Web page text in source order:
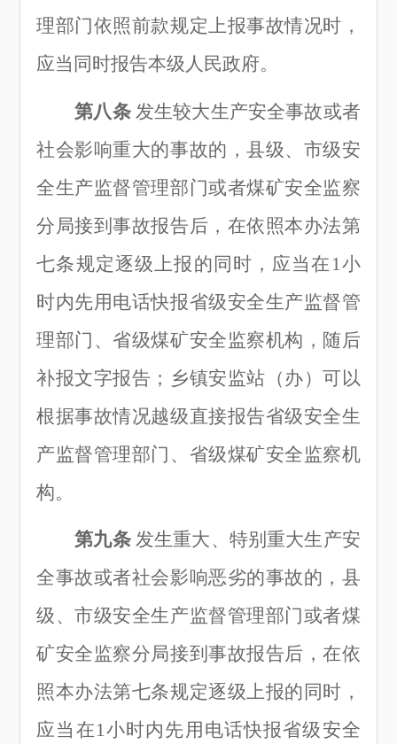
理部门依照前款规定上报事故情况时，
应当同时报告本级人民政府。
第八条 发生较大生产安全事故或者
社会影响重大的事故的，县级、市级安
全生产监督管理部门或者煤矿安全监察
分局接到事故报告后，在依照本办法第
七条规定逐级上报的同时，应当在 1小
时内先用电话快报省级安全生产监督管
理部门、省级煤矿安全监察机构，随后
补报文字报告；乡镇安监站（办）可以
根据事故情况越级直接报告省级安全生
产监督管理部门、省级煤矿安全监察机
构。
第九条 发生重大、特别重大生产安
全事故或者社会影响恶劣的事故的，县
级、市级安全生产监督管理部门或者煤
矿安全监察分局接到事故报告后，在依
照本办法第七条规定逐级上报的同时，
应当在1小时内先用电话快报省级安全